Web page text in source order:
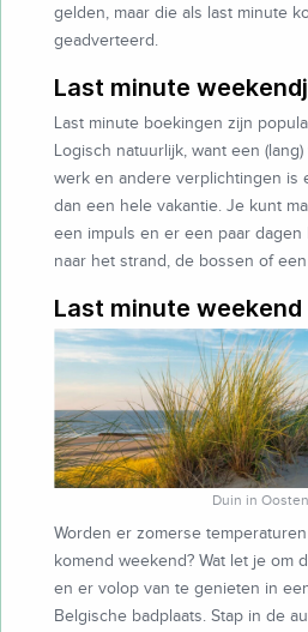
gelden, maar die als last minute
geadverteerd.
Last minute
Last minute boekingen zijn
Logisch natuurlijk, want een
werk en andere verplichtingen is
dan een hele vakantie. Je kunt
een impuls en er een paar dagen
naar het strand, de bossen of
Last minute weekend
Duin in
Worden er zomerse
komend weekend? Wat let je om
en er volop van te genieten in
Belgische badplaats. Stap in de